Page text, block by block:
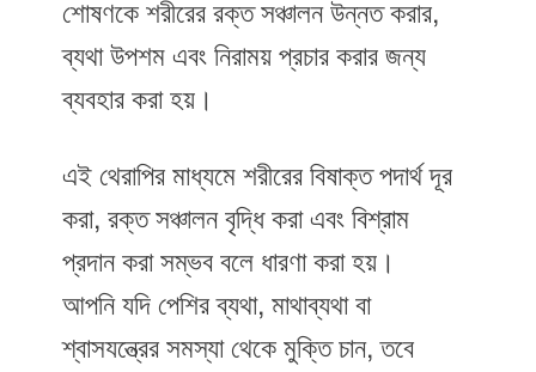
শোষণকে শরীরের রক্ত সঞ্চালন উন্নত করার,
ব্যথা উপশম এবং নিরাময় প্রচার করার জন্য
ব্যবহার করা হয়।
এই থেরাপির মাধ্যমে শরীরের বিষাক্ত পদার্থ দূর
করা, রক্ত সঞ্চালন বৃদ্ধি করা এবং বিশ্রাম
প্রদান করা সম্ভব বলে ধারণা করা হয়।
আপনি যদি পেশির ব্যথা, মাথাব্যথা বা
শ্বাসযন্ত্রের সমস্যা থেকে মুক্তি চান, তবে